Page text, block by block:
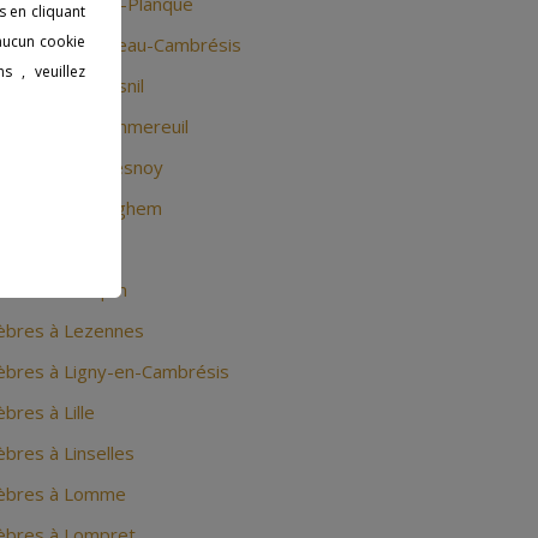
à Le Cateau-Cambrésis
à Le Maisnil
à Le Pommereuil
à Le Quesnoy
à Ledringhem
à Leers
à Lesquin
à Lezennes
à Ligny-en-Cambrésis
à Lille
à Linselles
à Lomme
en cliquant
cookie
, veuillez